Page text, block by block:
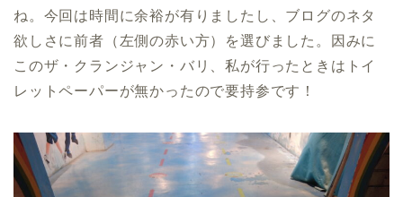
ね。今回は時間に余裕が有りましたし、ブログのネタ
欲しさに前者（左側の赤い方）を選びました。因みに
このザ・クランジャン・バリ、私が行ったときはトイ
レットペーパーが無かったので要持参です！